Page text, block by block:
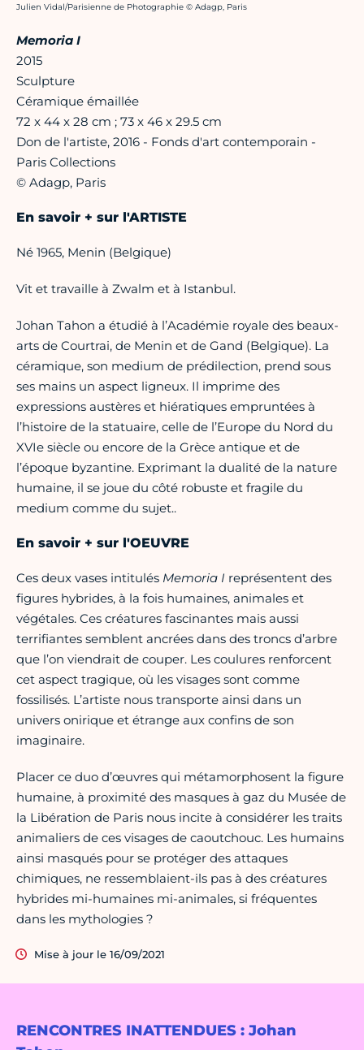
RENCONTRES INATTENDUES : Johan
Crédit photo :
Julien Vidal/Parisienne de Photographie © Adagp, Paris
Memoria I
2015
Sculpture
Céramique émaillée
72 x 44 x 28 cm ; 73 x 46 x 29.5 cm
Don de l'artiste, 2016 - Fonds d'art contemporain -
Paris Collections
© Adagp, Paris
En savoir + sur l'ARTISTE
Né 1965, Menin (Belgique)
Vit et travaille à Zwalm et à Istanbul.
Johan Tahon a étudié à l’Académie royale des beaux-
arts de Courtrai, de Menin et de Gand (Belgique). La
céramique, son medium de prédilection, prend sous
ses mains un aspect ligneux. Il imprime des
expressions austères et hiératiques empruntées à
l’histoire de la statuaire, celle de l’Europe du Nord du
XVIe siècle ou encore de la Grèce antique et de
l’époque byzantine. Exprimant la dualité de la nature
humaine, il se joue du côté robuste et fragile du
medium comme du sujet..
En savoir + sur l'OEUVRE
Ces deux vases intitulés Memoria I représentent des
figures hybrides, à la fois humaines, animales et
végétales. Ces créatures fascinantes mais aussi
terrifiantes semblent ancrées dans des troncs d’arbre
que l’on viendrait de couper. Les coulures renforcent
cet aspect tragique, où les visages sont comme
fossilisés. L’artiste nous transporte ainsi dans un
univers onirique et étrange aux confins de son
imaginaire.
Placer ce duo d’œuvres qui métamorphosent la figure
humaine, à proximité des masques à gaz du Musée de
la Libération de Paris nous incite à considérer les traits
animaliers de ces visages de caoutchouc. Les humains
ainsi masqués pour se protéger des attaques
chimiques, ne ressemblaient-ils pas à des créatures
hybrides mi-humaines mi-animales, si fréquentes
dans les mythologies ?
Mise à jour le 16/09/2021